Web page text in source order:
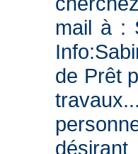
mail à :
de Prêt